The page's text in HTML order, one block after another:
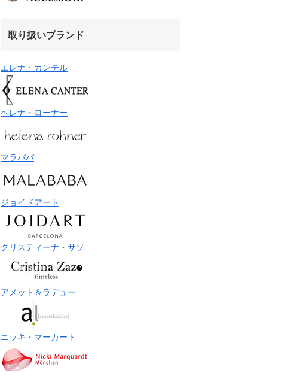
取り扱いブランド
エレナ・カンテル
ヘレナ・ローナー
マラババ
ジョイドアート
クリスティーナ・サソ
アメット＆ラデュー
ニッキ・マーカート